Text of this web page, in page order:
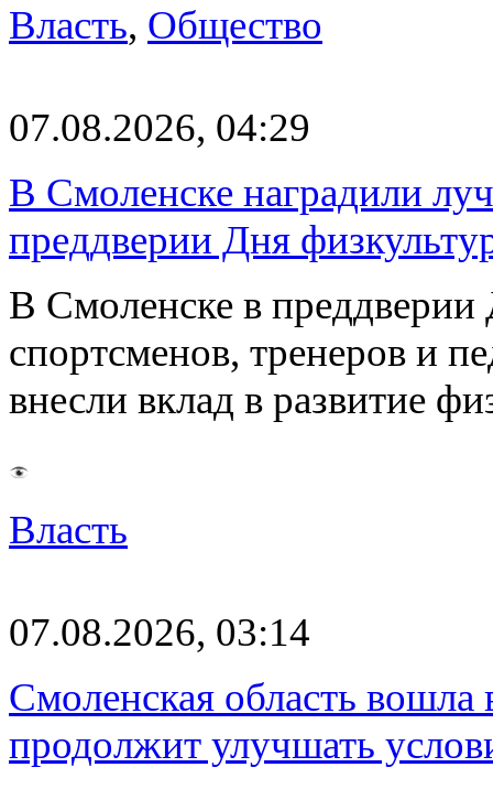
Власть, Общество
07.08.2026, 04:29
В Смоленске наградили
преддверии Дня
В Смоленске в преддверии
спортсменов, тренеров и
внесли вклад в развитие
Власть
07.08.2026, 03:14
Смоленская область
продолжит улучшать